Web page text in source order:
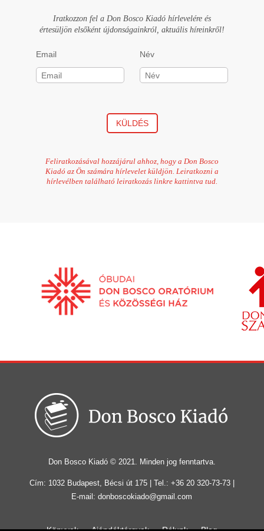
Iratkozzon fel a Don Bosco Kiadó hírlevelére és
értesüljön elsőként újdonságainkról, aktuális híreinkről!
Email Név
KÜLDÉS
Feliratkozásával hozzájárul ahhoz, hogy a Don Bosco
Kiadó az Ön számára hírlevelet küldjön. Leiratkozni a
hírlevélben található leiratkozás linkre kattintva tud.
Don Bosco Kiadó © 2021. Minden jog fenntartva.
Cím: 1032 Budapest, Bécsi út 175 | Tel.: +36 20 320-73-73 |
E-mail: donboscokiado@gmail.com